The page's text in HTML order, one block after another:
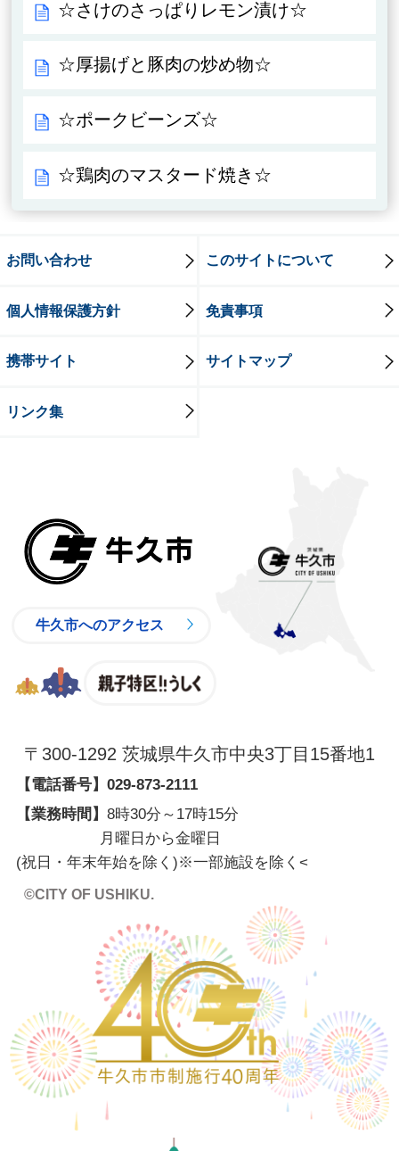
☆さけのさっぱりレモン漬け☆
☆厚揚げと豚肉の炒め物☆
☆ポークビーンズ☆
☆鶏肉のマスタード焼き☆
お問い合わせ このサイトについて
個人情報保護方針 免責事項
携帯サイト サイトマップ
リンク集
牛久市へのアクセス
〒300-1292 茨城県牛久市中央3丁目15番地1
【電話番号】 029-873-2111
【業務時間】 8時30分～17時15分
月曜日から金曜日
(祝日・年末年始を除く)※一部施設を除く <
©CITY OF USHIKU.